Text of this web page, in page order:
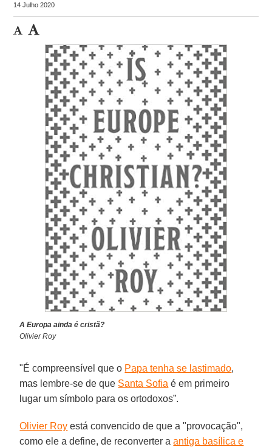
14 Julho 2020
A Europa ainda é cristã?
Olivier Roy
"É compreensível que o Papa tenha se lastimado,
mas lembre-se de que Santa Sofia é em primeiro
lugar um símbolo para os ortodoxos”.
Olivier Roy está convencido de que a "provocação",
como ele a define, de reconverter aantiga basílica e